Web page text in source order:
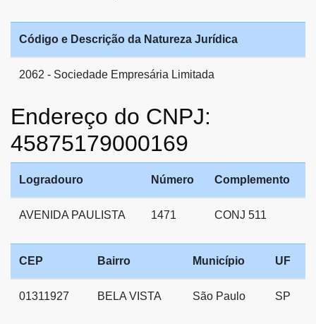
Código e Descrição da Natureza Jurídica
2062 - Sociedade Empresária Limitada
Endereço do CNPJ:
45875179000169
Logradouro Número Complemento
AVENIDA PAULISTA 1471 CONJ 511
CEP Bairro Município UF
01311927 BELA VISTA São Paulo SP